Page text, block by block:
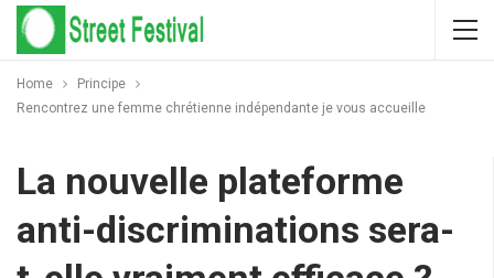
Home
Principe
Rencontrez une femme chrétienne indépendante je vous accueille
La nouvelle plateforme
anti-discriminations sera-